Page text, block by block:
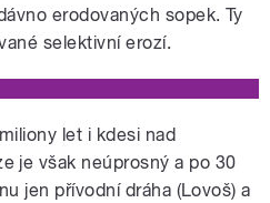
erodovaných sopek. Ty
selektivní erozí.
let i kdesi nad
je však neúprosný a po 30
jen přívodní dráha (Lovoš) a